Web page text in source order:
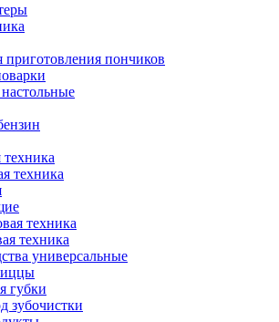
пончиков
техника
техника
техника
техника
универсальные
губки
зубочистки